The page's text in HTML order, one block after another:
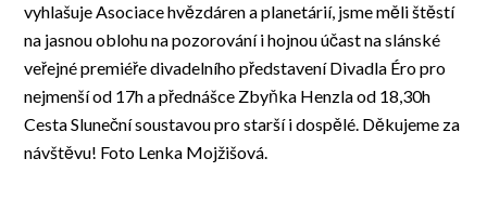
vyhlašuje Asociace hvězdáren a planetárií, jsme měli štěstí
na jasnou oblohu na pozorování i hojnou účast na slánské
veřejné premiéře divadelního představení Divadla Éro pro
nejmenší od 17h a přednášce Zbyňka Henzla od 18,30h
Cesta Sluneční soustavou pro starší i dospělé. Děkujeme za
návštěvu! Foto Lenka Mojžišová.